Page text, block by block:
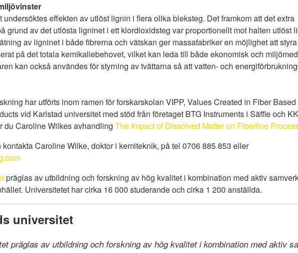
undersöktes effekten av utlöst lignin i flera olika bleksteg. Det framkom att det extra
grund av det utlösta ligninet i ett klordioxidsteg var proportionellt mot halten utlöst
av ligninet i både fibrerna och vätskan ger massafabriker en möjlighet att styra
på det totala kemikaliebehovet, vilket kan leda till både ekonomisk och
kan också användes för styrning av tvättarna så att vatten- och
har utförts inom ramen för forskarskolan VIPP, Values Created in Fiber Based
vid Karlstad universitet med stöd från företaget BTG Instruments i Säffle och
du Caroline Wilkes avhandling The Impact of Dissolved Matter on Fiberline
kontakta Caroline Wilke, doktor i kemiteknik, på tel 0706 885 853 eller
präglas av utbildning och forskning av hög kvalitet i kombination med aktiv
Universitetet har cirka 16 000 studerande och cirka 1 200 anställda.
universitet
präglas av utbildning och forskning av hög kvalitet i kombination med aktiv